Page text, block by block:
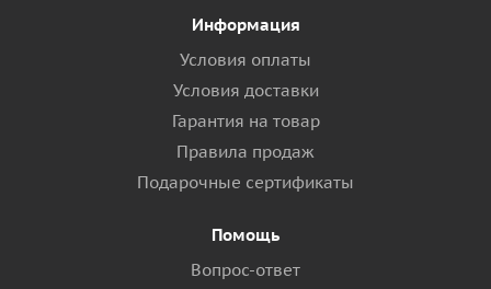
Информация
Условия оплаты
Условия доставки
Гарантия на товар
Правила продаж
Подарочные сертификаты
Помощь
Вопрос-ответ